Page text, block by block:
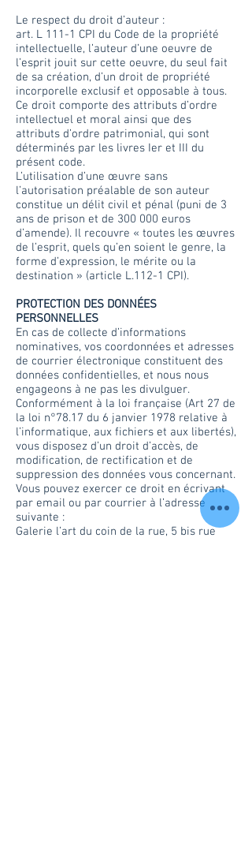
Le respect du droit d’auteur :
art. L 111-1 CPI du Code de la propriété
intellectuelle, l’auteur d’une oeuvre de
l’esprit jouit sur cette oeuvre, du seul fait
de sa création, d’un droit de propriété
incorporelle exclusif et opposable à tous.
Ce droit comporte des attributs d’ordre
intellectuel et moral ainsi que des
attributs d’ordre patrimonial, qui sont
déterminés par les livres Ier et III du
présent code.
L’utilisation d’une œuvre sans
l’autorisation préalable de son auteur
constitue un délit civil et pénal (puni de 3
ans de prison et de 300 000 euros
d’amende). Il recouvre « toutes les œuvres
de l’esprit, quels qu’en soient le genre, la
forme d’expression, le mérite ou la
destination » (article L.112-1 CPI).
PROTECTION DES DONNÉES
PERSONNELLES
En cas de collecte d’informations
nominatives, vos coordonnées et adresses
de courrier électronique constituent des
données confidentielles, et nous nous
engageons à ne pas les divulguer.
Conformément à la loi française (Art 27 de
la loi n°78.17 du 6 janvier 1978 relative à
l’informatique, aux fichiers et aux libertés),
vous disposez d’un droit d’accès, de
modification, de rectification et de
suppression des données vous concernant.
Vous pouvez exercer ce droit en écrivant
par email ou par courrier à l’adresse
suivante :
Galerie l’art du coin de la rue, 5 bis rue